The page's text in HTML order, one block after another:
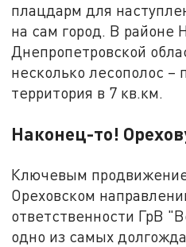
плацдарм для
на сам город. В районе
Днепропетровской
несколько лесополос –
территория в 7 кв.км.
Наконец-то!
Ключевым
Ореховском
ответственности ГрВ
одно из самых